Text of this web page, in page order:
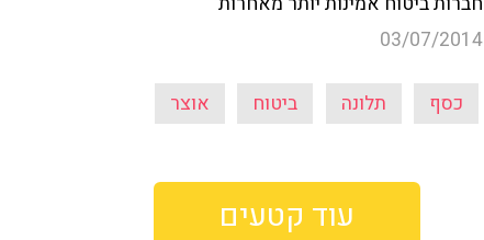
03/07/2014
כסף תלונה ביטוח אוצר
עוד קטעים